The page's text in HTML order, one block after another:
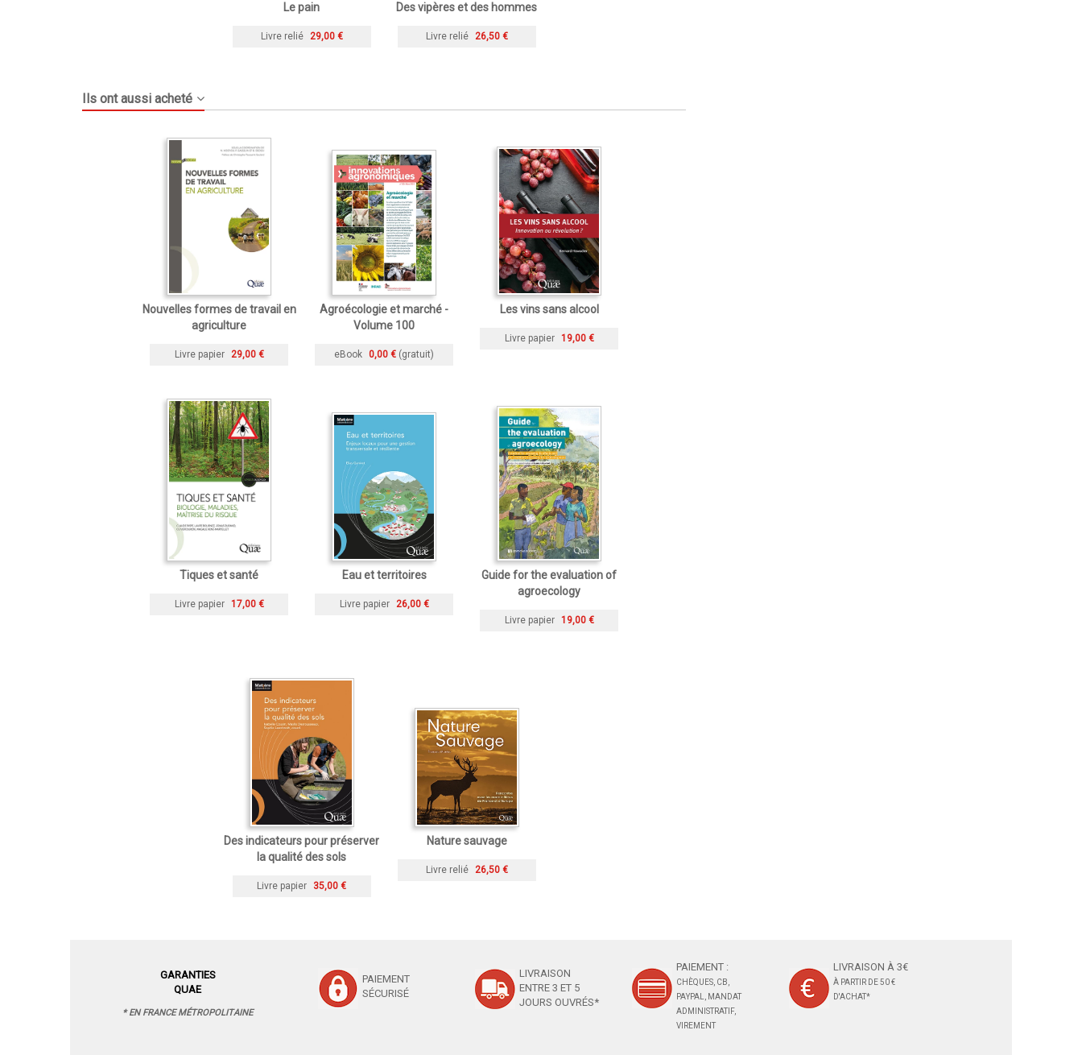
Le pain
Livre relié 29,00 €
Des vipères et des hommes
Livre relié 26,50 €
Ils ont aussi acheté
Nouvelles formes de travail en
agriculture
Livre papier 29,00 €
Agroécologie et marché -
Volume 100
eBook 0,00 € (gratuit)
Les vins sans alcool
Livre papier 19,00 €
Tiques et santé
Livre papier 17,00 €
Eau et territoires
Livre papier 26,00 €
Guide for the evaluation of
agroecology
Livre papier 19,00 €
Des indicateurs pour préserver
la qualité des sols
Livre papier 35,00 €
Nature sauvage
Livre relié 26,50 €
GARANTIES
QUAE
* EN FRANCE MÉTROPOLITAINE
PAIEMENT
SÉCURISÉ
LIVRAISON
ENTRE 3 ET 5
JOURS OUVRÉS*
PAIEMENT :
CHÈQUES, CB,
PAYPAL, MANDAT
ADMINISTRATIF,
VIREMENT
LIVRAISON À 3€
À PARTIR DE 50 €
D'ACHAT*